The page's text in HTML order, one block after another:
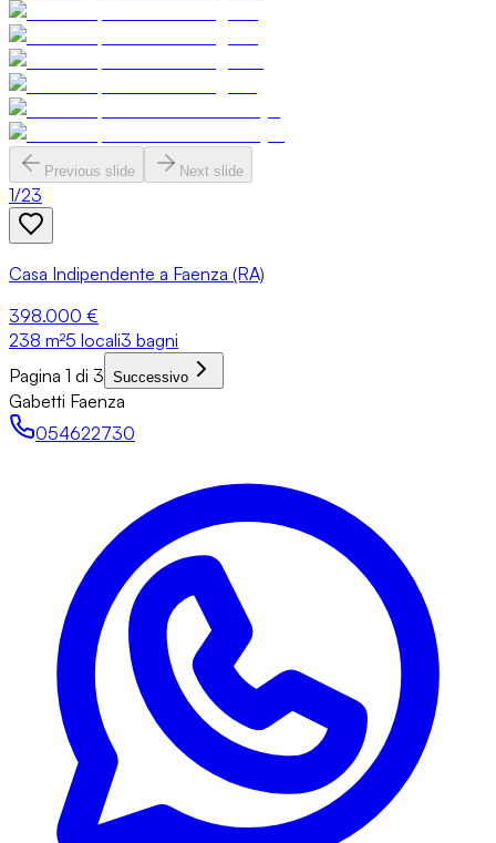
Previous slide Next slide
1/23
Casa Indipendente a Faenza (RA)
398.000 €
238 m²5 locali3 bagni
Pagina 1 di 3 Successivo
Gabetti Faenza
054622730